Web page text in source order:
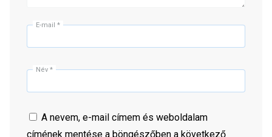
E-mail *
Név *
A nevem, e-mail címem és weboldalam
címének mentése a böngészőben a következő